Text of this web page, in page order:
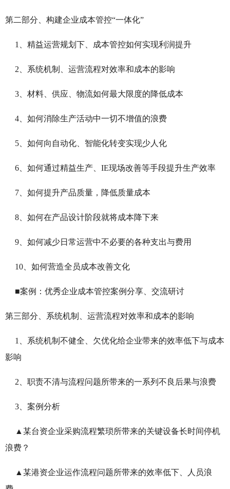
第二部分、构建企业成本管控“一体化”
1、精益运营规划下、成本管控如何实现利润提升
2、系统机制、运营流程对效率和成本的影响
3、材料、供应、物流如何最大限度的降低成本
4、如何消除生产活动中一切不增值的浪费
5、如何向自动化、智能化转变实现少人化
6、如何通过精益生产、IE现场改善等手段提升生产效率
7、如何提升产品质量，降低质量成本
8、如何在产品设计阶段就将成本降下来
9、如何减少日常运营中不必要的各种支出与费用
10、如何营造全员成本改善文化
■案例：优秀企业成本管控案例分享、交流研讨
第三部分、 系统机制、运营流程对效率和成本的影响
1、系统机制不健全、欠优化给企业带来的效率低下与成本
影响
2、职责不清与流程问题所带来的一系列不良后果与浪费
3、案例分析
▲某台资企业采购流程繁琐所带来的关键设备长时间停机
浪费？
▲某港资企业运作流程问题所带来的效率低下、人员浪